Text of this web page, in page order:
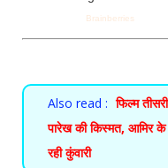
Also read : फिल्म
पारेख की किस्मत, आमिर के
रही कुंवारी